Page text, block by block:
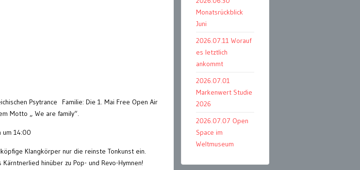
Psytrance Familie: Die 1. Mai Free Open Air
Motto „ We are family“.
um 14:00
Klangkörper nur die reinste Tonkunst ein.
hinüber zu Pop- und Revo-Hymnen!
Monatsrückblick
Juni
2026.07.11 Worauf
es letztlich
ankommt
2026.07.01
Markenwert Studie
2026
2026.07.07 Open
Space im
Weltmuseum